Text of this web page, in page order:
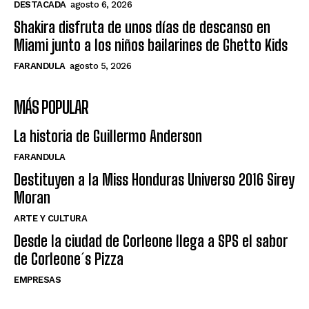
DESTACADA agosto 6, 2026
Shakira disfruta de unos días de descanso en
Miami junto a los niños bailarines de Ghetto Kids
FARANDULA agosto 5, 2026
MÁS POPULAR
La historia de Guillermo Anderson
FARANDULA
Destituyen a la Miss Honduras Universo 2016 Sirey
Moran
ARTE Y CULTURA
Desde la ciudad de Corleone llega a SPS el sabor
de Corleone´s Pizza
EMPRESAS